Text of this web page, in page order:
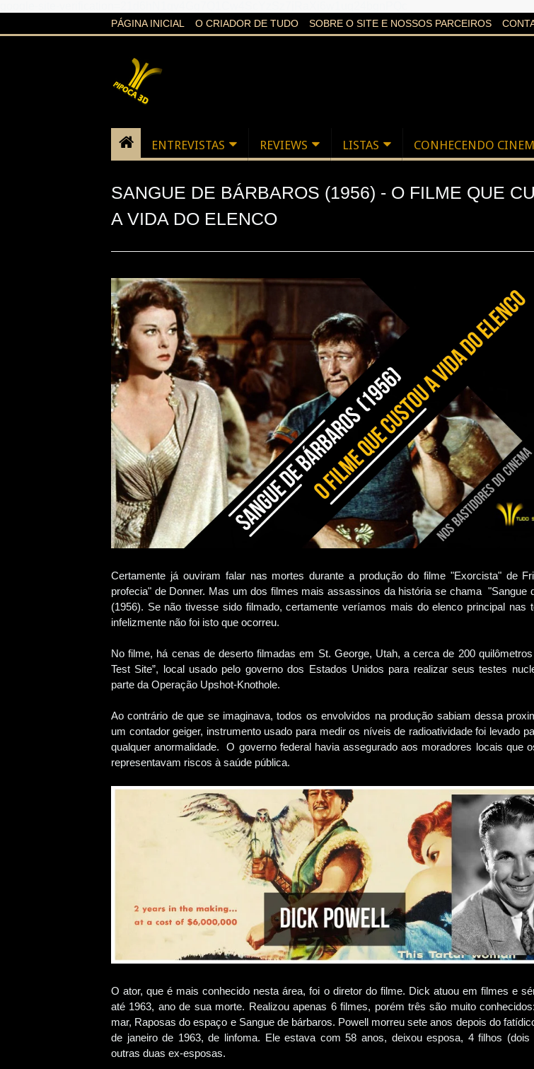
PÁGINA INICIAL O CRIADOR DE TUDO SOBRE O SITE E NOSSOS PARCEIROS
ENTREVISTAS REVIEWS LISTAS CONHECENDO
SANGUE DE BÁRBAROS (1956) - O FILME QUE
A VIDA DO ELENCO
Certamente já ouviram falar nas mortes durante a produção do filme "Exorcista" de
profecia" de Donner. Mas um dos filmes mais assassinos da história se chama "Sangue
(1956). Se não tivesse sido filmado, certamente veríamos mais do elenco principal nas
infelizmente não foi isto que ocorreu.
No filme, há cenas de deserto filmadas em St. George, Utah, a cerca de 200 quilômetros
Test Site”, local usado pelo governo dos Estados Unidos para realizar seus testes
parte da Operação Upshot-Knothole.
Ao contrário de que se imaginava, todos os envolvidos na produção sabiam dessa
um contador geiger, instrumento usado para medir os níveis de radioatividade foi levado
qualquer anormalidade. O governo federal havia assegurado aos moradores locais que
representavam riscos à saúde pública.
O ator, que é mais conhecido nesta área, foi o diretor do filme. Dick atuou em filmes e
até 1963, ano de sua morte. Realizou apenas 6 filmes, porém três são muito
mar, Raposas do espaço e Sangue de bárbaros. Powell morreu sete anos depois do
de janeiro de 1963, de linfoma. Ele estava com 58 anos, deixou esposa, 4 filhos (dois
outras duas ex-esposas.